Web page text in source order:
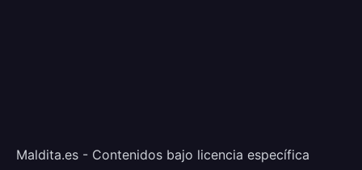
Maldita.es - Contenidos bajo licencia específica